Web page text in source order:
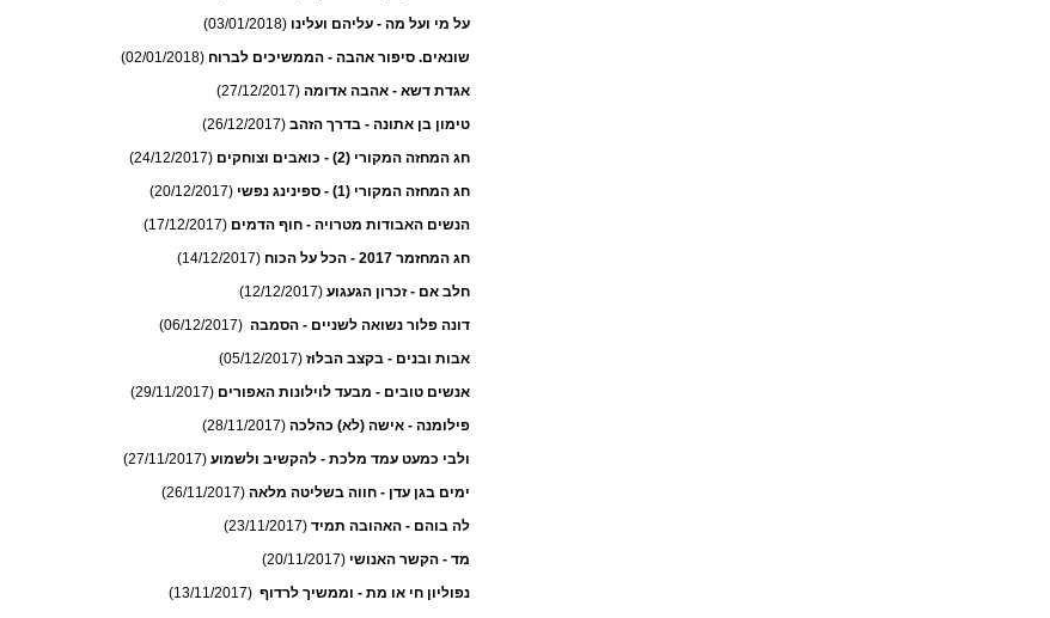
על מי ועל מה - עליהם ועלינו (03/01/2018)
שונאים. סיפור אהבה - הממשיכים לברוח (02/01/2018)
אגדת דשא - אהבה אדומה (27/12/2017)
טימון בן אתונה - בדרך הזהב (26/12/2017)
חג המחזה המקורי (2) - כואבים וצוחקים
(24/12/2017)
חג המחזה המקורי (1) - ספינינג נפשי
(20/12/2017)
הנשים האבודות מטרויה - חוף הדמים (17/12/2017)
חג המחזמר 2017 - הכל על הכוח
(14/12/2017)
חלב אם - זכרון הגעגוע (12/12/2017)
דונה פלור נשואה לשניים - הסמבה (06/12/2017)
אבות ובנים - בקצב הבלוז (05/12/2017)
אנשים טובים - מבעד לוילונות האפורים (29/11/2017)
פילומנה - אישה (לא) כהלכה (28/11/2017)
ולבי כמעט עמד מלכת - להקשיב ולשמוע (27/11/2017)
ימים בגן עדן - חווה בשליטה מלאה (26/11/2017)
לה בוהם - האהובה תמיד (23/11/2017)
מד - הקשר האנושי (20/11/2017)
נפוליון חי או מת - וממשיך לרדוף (13/11/2017)